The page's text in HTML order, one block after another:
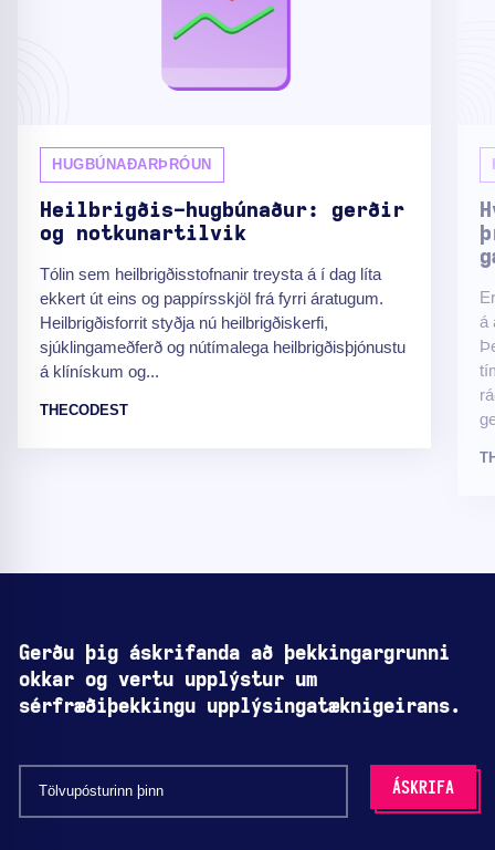
HUGBÚNAÐARÞRÓUN
Heilbrigðis-hugbúnaður: gerðir
og notkunartilvik
Tólin sem heilbrigðisstofnanir treysta á í dag líta
ekkert út eins og pappírsskjöl frá fyrri áratugum.
Heilbrigðisforrit styðja nú heilbrigðiskerfi,
sjúklingameðferð og nútímalega heilbrigðisþjónustu
á klínískum og...
THECODEST
á
Gerðu þig áskrifanda að þekkingargrunni
okkar og vertu upplýstur um
sérfræðiþekkingu upplýsingatæknigeirans.